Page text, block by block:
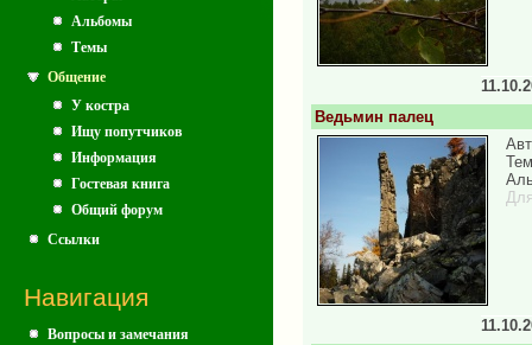
Альбомы
Темы
Общение
У костра
Ищу попутчиков
Информация
Гостевая книга
Общий форум
Ссылки
Навигация
Вопросы и замечания
Ведьмин палец